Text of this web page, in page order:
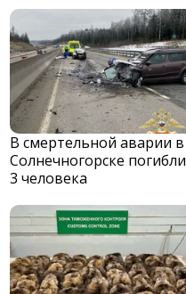
В смертельной аварии в
Солнечногорске погибли
3 человека